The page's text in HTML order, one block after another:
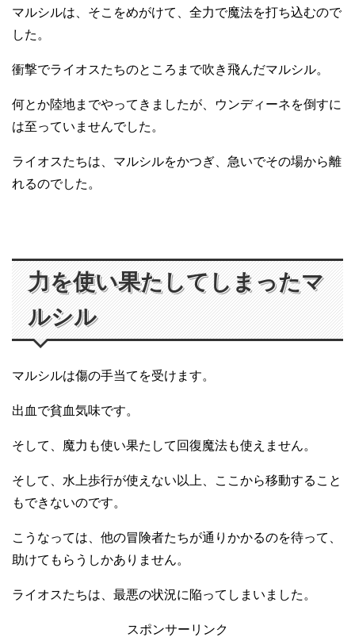
マルシルは、そこをめがけて、全力で魔法を打ち込むので
した。
衝撃でライオスたちのところまで吹き飛んだマルシル。
何とか陸地までやってきましたが、ウンディーネを倒すに
は至っていませんでした。
ライオスたちは、マルシルをかつぎ、急いでその場から離
れるのでした。
力を使い果たしてしまったマ
ルシル
マルシルは傷の手当てを受けます。
出血で貧血気味です。
そして、魔力も使い果たして回復魔法も使えません。
そして、水上歩行が使えない以上、ここから移動すること
もできないのです。
こうなっては、他の冒険者たちが通りかかるのを待って、
助けてもらうしかありません。
ライオスたちは、最悪の状況に陥ってしまいました。
スポンサーリンク